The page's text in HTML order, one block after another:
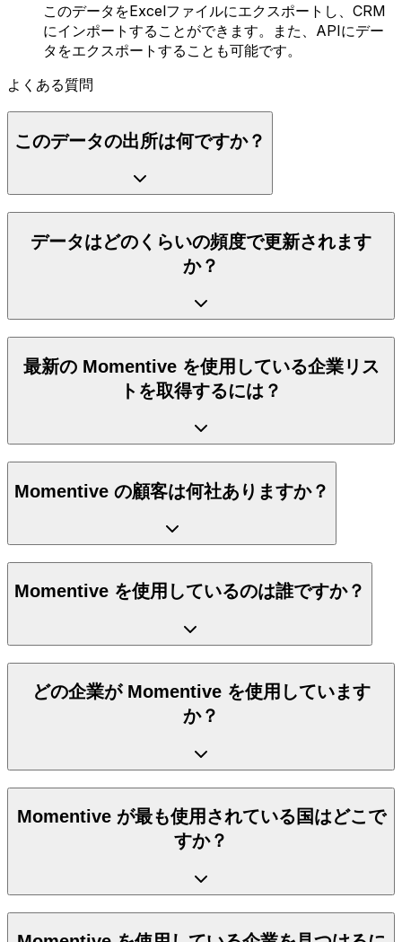
このデータをExcelファイルにエクスポートし、CRM
にインポートすることができます。また、APIにデー
タをエクスポートすることも可能です。
よくある質問
このデータの出所は何ですか？
データはどのくらいの頻度で更新されます
か？
最新の Momentive を使用している企業リス
トを取得するには？
Momentive の顧客は何社ありますか？
Momentive を使用しているのは誰ですか？
どの企業が Momentive を使用しています
か？
Momentive が最も使用されている国はどこで
すか？